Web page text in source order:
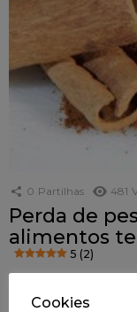
0 Partilhas 481
Perda de
alimentos
5 (2)
que cumprem os seus
Cookies